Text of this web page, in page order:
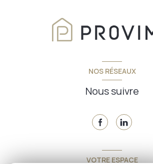
NOS RÉSEAUX
Nous suivre
VOTRE ESPACE